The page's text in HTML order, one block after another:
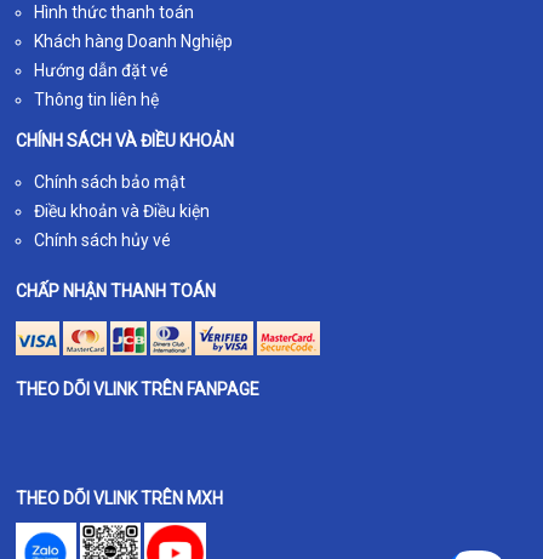
Hình thức thanh toán
Khách hàng Doanh Nghiệp
Hướng dẫn đặt vé
Thông tin liên hệ
CHÍNH SÁCH VÀ ĐIỀU KHOẢN
Chính sách bảo mật
Điều khoản và Điều kiện
Chính sách hủy vé
CHẤP NHẬN THANH TOÁN
THEO DÕI VLINK TRÊN FANPAGE
THEO DÕI VLINK TRÊN MXH